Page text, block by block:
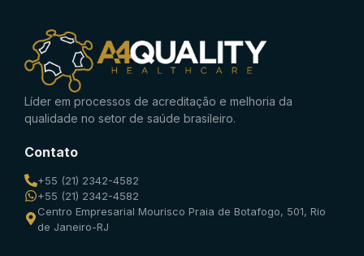
Líder em processos de acreditação e melhoria da
qualidade no setor de saúde brasileiro.
Contato
+55 (21) 2342-4582
+55 (21) 2342-4582
Centro Empresarial Mourisco Praia de Botafogo, 501, Rio
de Janeiro-RJ